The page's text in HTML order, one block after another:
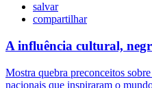
salvar
compartilhar
A influência cultural,
Mostra quebra preconceitos
nacionais que inspiraram o